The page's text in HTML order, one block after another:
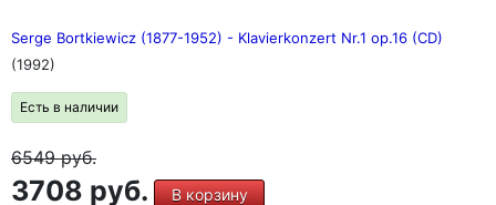
Serge Bortkiewicz (1877-1952) - Klavierkonzert Nr.1 op.16 (CD)
(1992)
Есть в наличии
6549руб.
3708 руб. В корзину